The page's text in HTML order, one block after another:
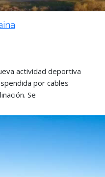
actividad deportiva
por cables
Se